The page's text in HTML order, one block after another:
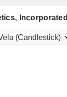
Incorporated